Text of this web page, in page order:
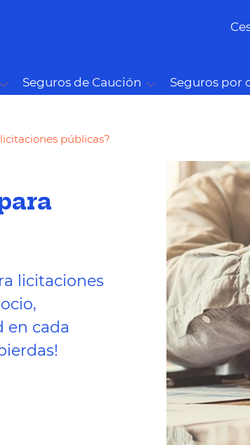
Seguros de Caución Seguros por
públicas?
licitaciones
en cada